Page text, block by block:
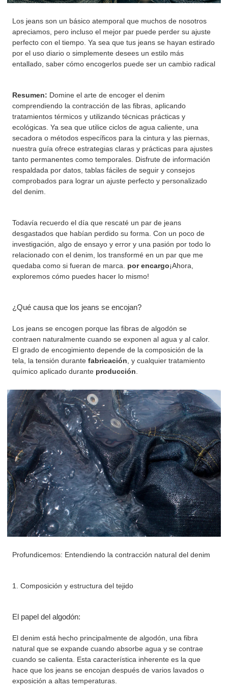
Los jeans son un básico atemporal que muchos de nosotros
apreciamos, pero incluso el mejor par puede perder su ajuste
perfecto con el tiempo. Ya sea que tus jeans se hayan estirado
por el uso diario o simplemente desees un estilo más
entallado, saber cómo encogerlos puede ser un cambio radical
Resumen: Domine el arte de encoger el denim
comprendiendo la contracción de las fibras, aplicando
tratamientos térmicos y utilizando técnicas prácticas y
ecológicas. Ya sea que utilice ciclos de agua caliente, una
secadora o métodos específicos para la cintura y las piernas,
nuestra guía ofrece estrategias claras y prácticas para ajustes
tanto permanentes como temporales. Disfrute de información
respaldada por datos, tablas fáciles de seguir y consejos
comprobados para lograr un ajuste perfecto y personalizado
del denim.
Todavía recuerdo el día que rescaté un par de jeans
desgastados que habían perdido su forma. Con un poco de
investigación, algo de ensayo y error y una pasión por todo lo
relacionado con el denim, los transformé en un par que me
quedaba como si fueran de marca. por encargo¡Ahora,
exploremos cómo puedes hacer lo mismo!
¿Qué causa que los jeans se encojan?
Los jeans se encogen porque las fibras de algodón se
contraen naturalmente cuando se exponen al agua y al calor.
El grado de encogimiento depende de la composición de la
tela, la tensión durantefabricación, y cualquier tratamiento
químico aplicado durante producción.
Profundicemos: Entendiendo la contracción natural del denim
1. Composición y estructura del tejido
El papel del algodón:
El denim está hecho principalmente de algodón, una fibra
natural que se expande cuando absorbe agua y se contrae
cuando se calienta. Esta característica inherente es la que
hace que los jeans se encojan después de varios lavados o
exposición a altas temperaturas.